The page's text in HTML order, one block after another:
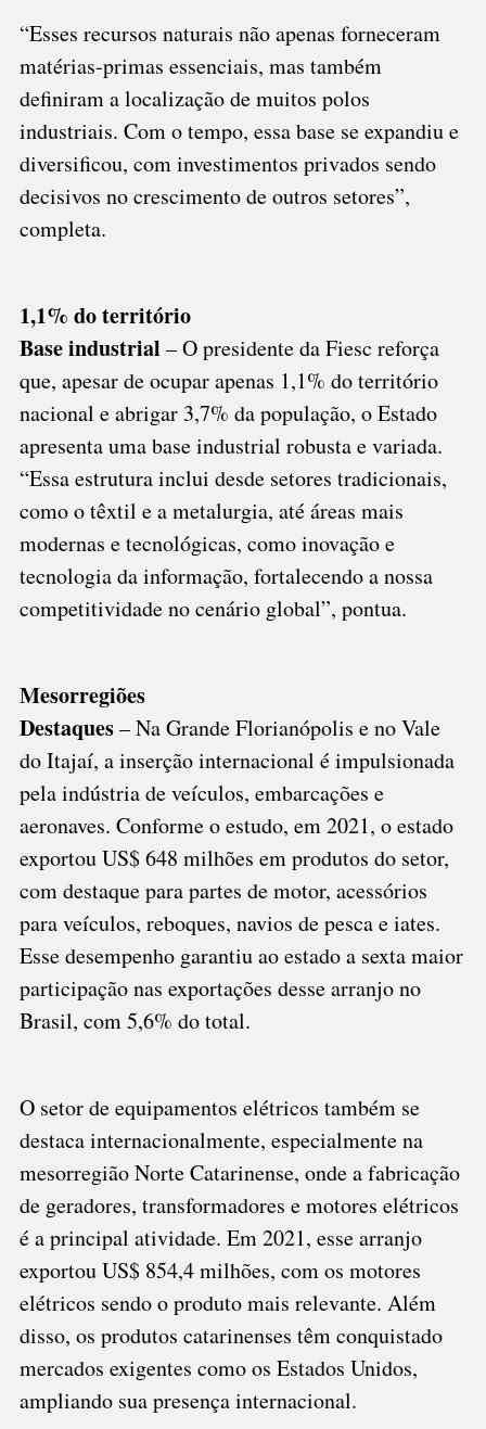
“Esses recursos naturais não apenas forneceram
matérias-primas essenciais, mas também
definiram a localização de muitos polos
industriais. Com o tempo, essa base se expandiu e
diversificou, com investimentos privados sendo
decisivos no crescimento de outros setores”,
completa.
1,1% do território
Base industrial – O presidente da Fiesc reforça
que, apesar de ocupar apenas 1,1% do território
nacional e abrigar 3,7% da população, o Estado
apresenta uma base industrial robusta e variada.
“Essa estrutura inclui desde setores tradicionais,
como o têxtil e a metalurgia, até áreas mais
modernas e tecnológicas, como inovação e
tecnologia da informação, fortalecendo a nossa
competitividade no cenário global”, pontua.
Mesorregiões
Destaques– Na Grande Florianópolis e no Vale
do Itajaí, a inserção internacional é impulsionada
pela indústria de veículos, embarcações e
aeronaves. Conforme o estudo, em 2021, o estado
exportou US$ 648 milhões em produtos do setor,
com destaque para partes de motor, acessórios
para veículos, reboques, navios de pesca e iates.
Esse desempenho garantiu ao estado a sexta maior
participação nas exportações desse arranjo no
Brasil, com 5,6% do total.
O setor de equipamentos elétricos também se
destaca internacionalmente, especialmente na
mesorregião Norte Catarinense, onde a fabricação
de geradores, transformadores e motores elétricos
é a principal atividade. Em 2021, esse arranjo
exportou US$ 854,4 milhões, com os motores
elétricos sendo o produto mais relevante. Além
disso, os produtos catarinenses têm conquistado
mercados exigentes como os Estados Unidos,
ampliando sua presença internacional.